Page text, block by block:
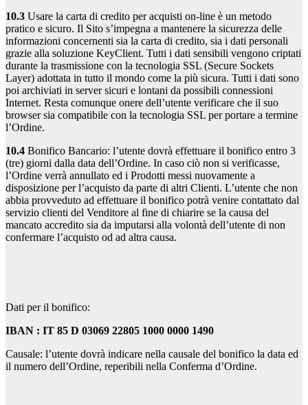
10.3 Usare la carta di credito per acquisti on-line è un metodo
pratico e sicuro. Il Sito s’impegna a mantenere la sicurezza delle
informazioni concernenti sia la carta di credito, sia i dati personali
grazie alla soluzione KeyClient. Tutti i dati sensibili vengono criptati
durante la trasmissione con la tecnologia SSL (Secure Sockets
Layer) adottata in tutto il mondo come la più sicura. Tutti i dati sono
poi archiviati in server sicuri e lontani da possibili connessioni
Internet. Resta comunque onere dell’utente verificare che il suo
browser sia compatibile con la tecnologia SSL per portare a termine
l’Ordine.
10.4 Bonifico Bancario: l’utente dovrà effettuare il bonifico entro 3
(tre) giorni dalla data dell’Ordine. In caso ciò non si verificasse,
l’Ordine verrà annullato ed i Prodotti messi nuovamente a
disposizione per l’acquisto da parte di altri Clienti. L’utente che non
abbia provveduto ad effettuare il bonifico potrà venire contattato dal
servizio clienti del Venditore al fine di chiarire se la causa del
mancato accredito sia da imputarsi alla volontà dell’utente di non
confermare l’acquisto od ad altra causa.
Dati per il bonifico:
IBAN : IT 85 D 03069 22805 1000 0000 1490
Causale: l’utente dovrà indicare nella causale del bonifico la data ed
il numero dell’Ordine, reperibili nella Conferma d’Ordine.